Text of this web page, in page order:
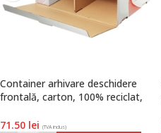
Container arhivare deschidere
frontală, carton, 100% reciclat,
71.50 lei (TVA inclus)